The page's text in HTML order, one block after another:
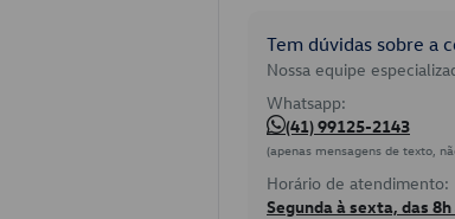
Tem dúvidas sobre a
Nossa equipe
Whatsapp:
(41) 99125-2143
(apenas mensagens de texto,
Horário de atendimento:
Segunda à sexta, das 8h